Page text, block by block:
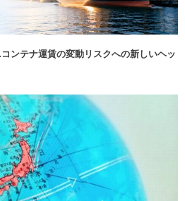
ンテナ運賃の変動リスクへの新しいヘッ